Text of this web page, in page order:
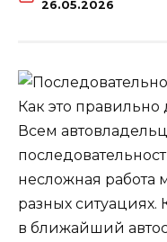
26.05.2026
Всем
несложная работа
разных ситуациях.
в ближайший